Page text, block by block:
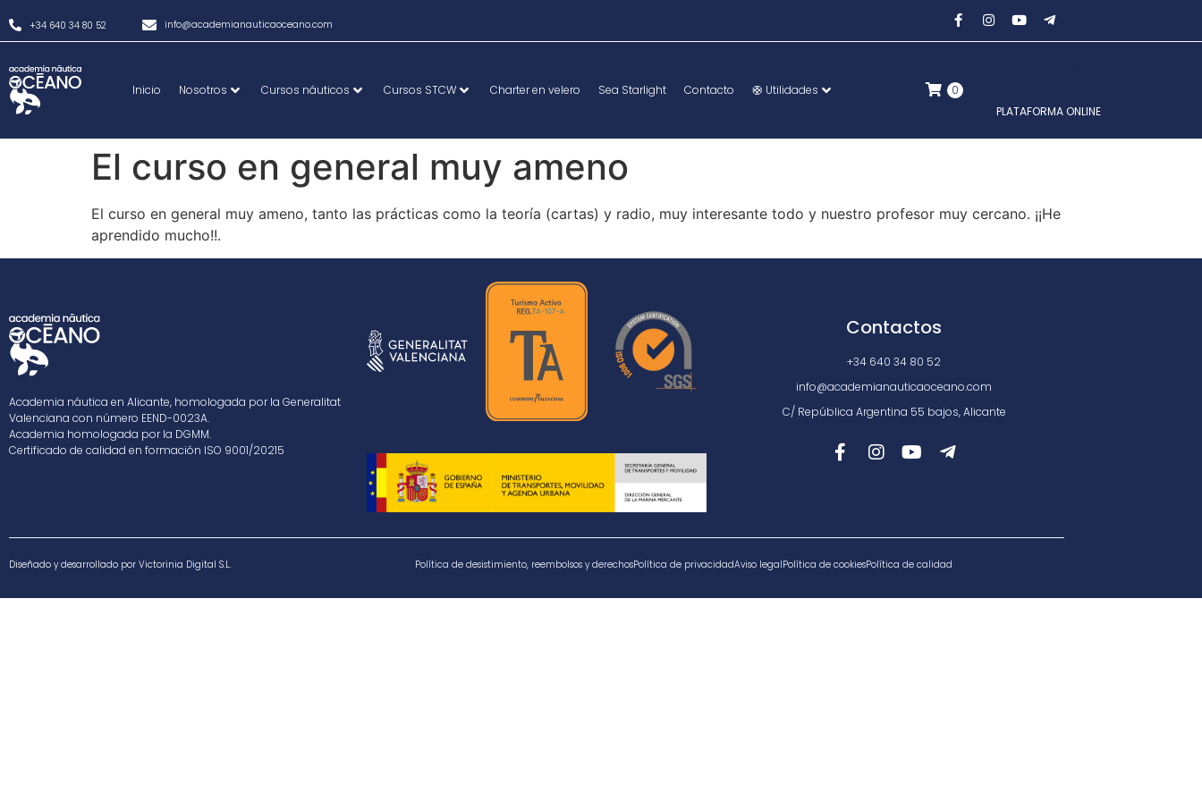
+34 640 34 80 52 info@academianauticaoceano.com
Inicio Nosotros Cursos náuticos Cursos STCW Charter en velero Sea Starlight Contacto 🛟 Utilidades 0
PLATAFORMA ONLINE
El curso en general muy ameno
El curso en general muy ameno, tanto las prácticas como la teoría (cartas) y radio, muy interesante todo y nuestro profesor muy cercano. ¡¡He
aprendido mucho!!.
Academia náutica en Alicante, homologada por la Generalitat
Valenciana con número EEND-0023A.
Academia homologada por la DGMM.
Certificado de calidad en formación ISO 9001/20215
Contactos
+34 640 34 80 52
info@academianauticaoceano.com
C/ República Argentina 55 bajos, Alicante
Diseñado y desarrollado por Victorinia Digital S.L. Política de desistimiento, reembolsos y derechosPolítica de privacidadAviso legalPolítica de cookiesPolítica de calidad